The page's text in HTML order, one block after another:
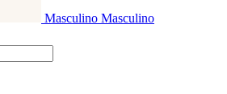
Masculino Masculino